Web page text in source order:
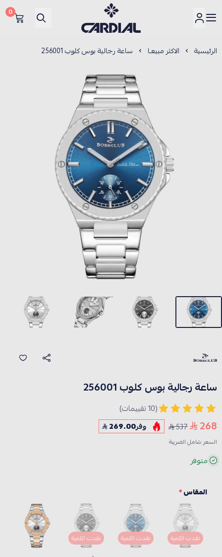
كارديــال
0
الرئيسية الاكثر مبيعـا ساعة رجالية بوس كلوب 256001
ساعة رجالية بوس كلوب 256001
(10 تقييمات)
268
537 وفر269.00
السعر شامل الضريبة
متوفر
المقاس*
نفدت الكمية نفدت الكمية نفدت الكمية